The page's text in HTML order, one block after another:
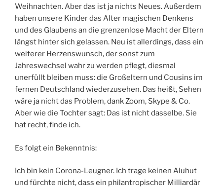
Weihnachten. Aber das ist ja nichts Neues. Außerdem
haben unsere Kinder das Alter magischen Denkens
und des Glaubens an die grenzenlose Macht der Eltern
längst hinter sich gelassen. Neu ist allerdings, dass ein
weiterer Herzenswunsch, der sonst zum
Jahreswechsel wahr zu werden pflegt, diesmal
unerfüllt bleiben muss: die Großeltern und Cousins im
fernen Deutschland wiederzusehen. Das heißt, Sehen
wäre ja nicht das Problem, dank Zoom, Skype & Co.
Aber wie die Tochter sagt: Das ist nicht dasselbe. Sie
hat recht, finde ich.
Es folgt ein Bekenntnis:
Ich bin kein Corona-Leugner. Ich trage keinen Aluhut
und fürchte nicht, dass ein philantropischer Milliardär